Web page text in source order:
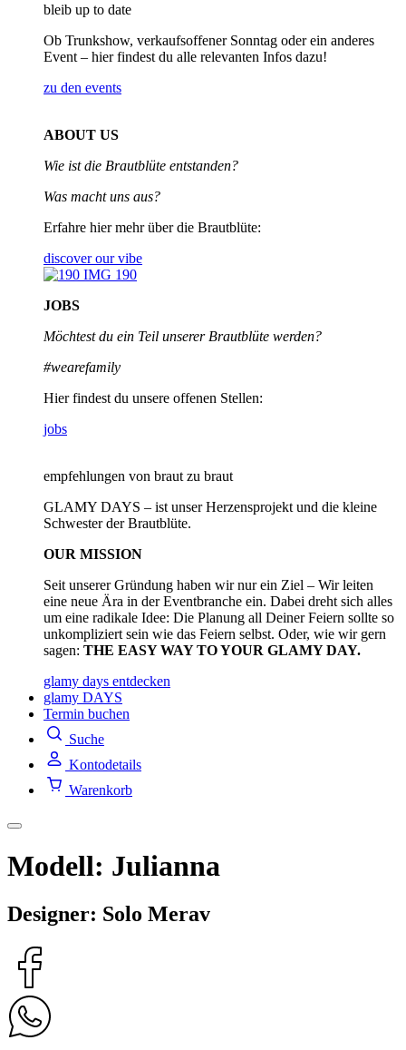
bleib up to date
Ob Trunkshow, verkaufsoffener Sonntag oder ein anderes
Event – hier findest du alle relevanten Infos dazu!
zu den events
ABOUT US
Wie ist die Brautblüte entstanden?
Was macht uns aus?
Erfahre hier mehr über die Brautblüte:
discover our vibe
JOBS
Möchtest du ein Teil unsererBrautblüte werden?
#wearefamily
Hier findest du unsere offenen Stellen:
jobs
empfehlungen von braut zu braut
GLAMY DAYS – ist unser Herzensprojekt und die kleine
Schwester der Brautblüte.
OUR MISSION
Seit unserer Gründung haben wir nur ein Ziel – Wir leiten
eine neue Ära in der Eventbranche ein. Dabei dreht sich alles
um eine radikale Idee: Die Planung all Deiner Feiern sollte so
unkompliziert sein wie das Feiern selbst. Oder, wie wir gern
sagen: THE EASY WAY TO YOUR GLAMY DAY.
glamy days entdecken
glamy DAYS
Termin buchen
Suche
Kontodetails
Warenkorb
Modell: Julianna
Designer: Solo Merav